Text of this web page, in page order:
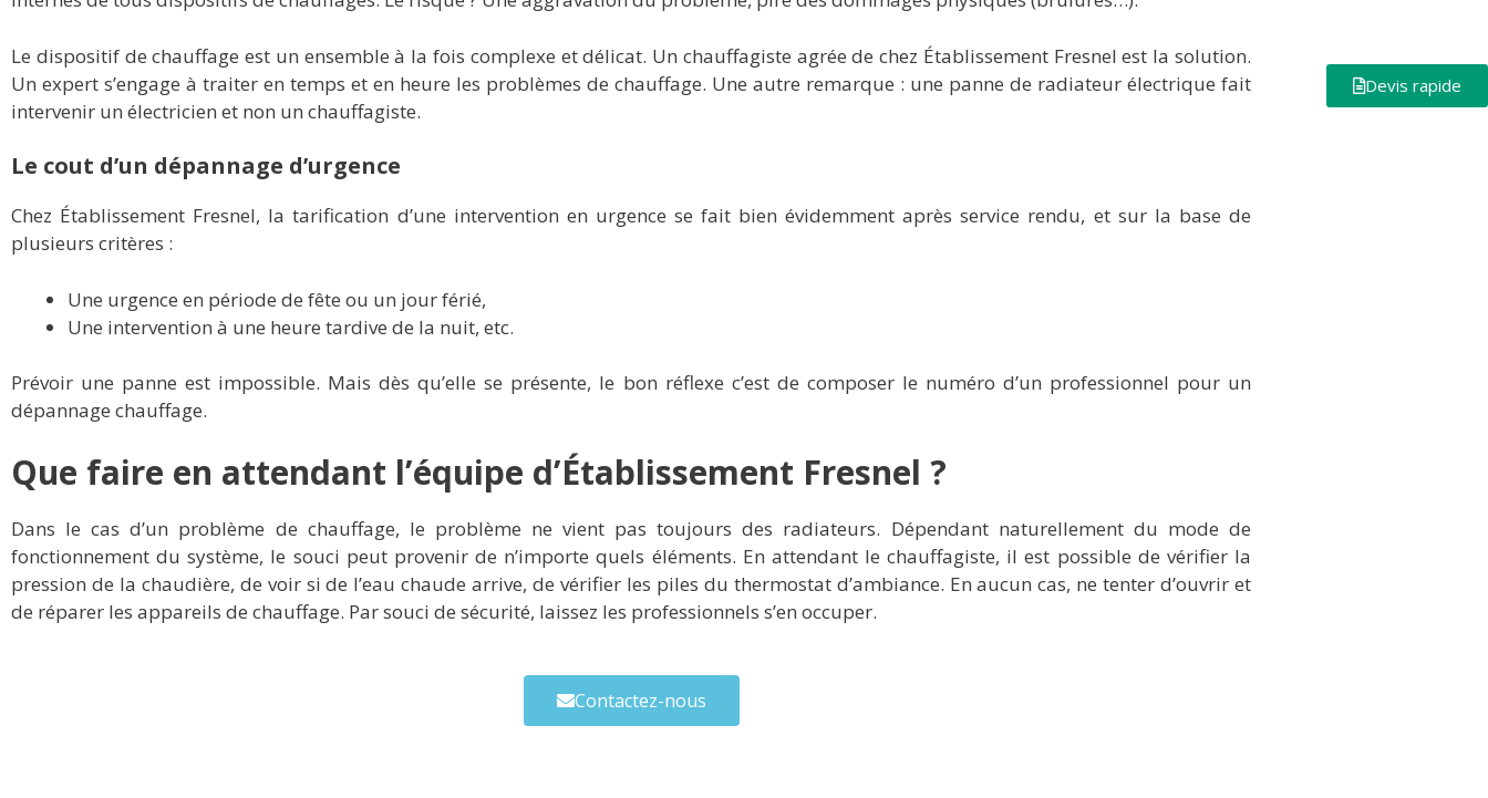
Le dispositif de chauffage est un ensemble à la fois complexe et délicat. Un chauffagiste agrée de chez Établissement Fresnel est la solution.
Un expert s’engage à traiter en temps et en heure les problèmes de chauffage. Une autre remarque : une panne de radiateur électrique fait
intervenir un électricien et non un chauffagiste.
Le cout d’un dépannage d’urgence
Chez Établissement Fresnel, la tarification d’une intervention en urgence se fait bien évidemment après service rendu, et sur la base de
plusieurs critères :
Une urgence en période de fête ou un jour férié,
Une intervention à une heure tardive de la nuit, etc.
Prévoir une panne est impossible. Mais dès qu’elle se présente, le bon réflexe c’est de composer le numéro d’un professionnel pour un
dépannage chauffage.
Que faire en attendant l’équipe d’Établissement Fresnel ?
Dans le cas d’un problème de chauffage, le problème ne vient pas toujours des radiateurs. Dépendant naturellement du mode de
fonctionnement du système, le souci peut provenir de n’importe quels éléments. En attendant le chauffagiste, il est possible de vérifier la
pression de la chaudière, de voir si de l’eau chaude arrive, de vérifier les piles du thermostat d’ambiance. En aucun cas, ne tenter d’ouvrir et
de réparer les appareils de chauffage. Par souci de sécurité, laissez les professionnels s’en occuper.
Contactez-nous
Devis rapide